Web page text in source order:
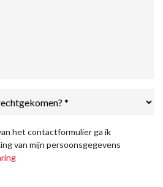
het contactformulier ga ik
van mijn persoonsgegevens